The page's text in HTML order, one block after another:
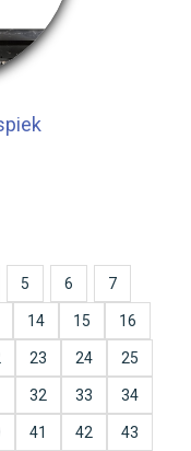
5 6 7
14 15 16
23 24 25
32 33 34
41 42 43